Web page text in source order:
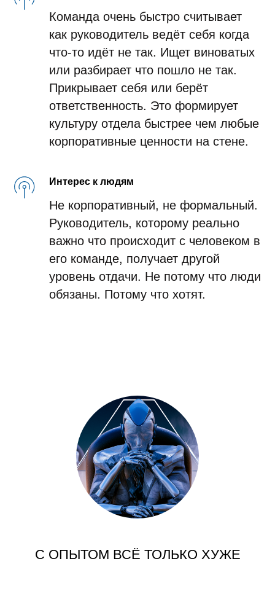
Команда очень быстро считывает
как руководитель ведёт себя когда
что-то идёт не так. Ищет виноватых
или разбирает что пошло не так.
Прикрывает себя или берёт
ответственность. Это формирует
культуру отдела быстрее чем любые
корпоративные ценности на стене.
Интерес к людям
Не корпоративный, не формальный.
Руководитель, которому реально
важно что происходит с человеком в
его команде, получает другой
уровень отдачи. Не потому что люди
обязаны. Потому что хотят.
С ОПЫТОМ ВСЁ ТОЛЬКО ХУЖЕ